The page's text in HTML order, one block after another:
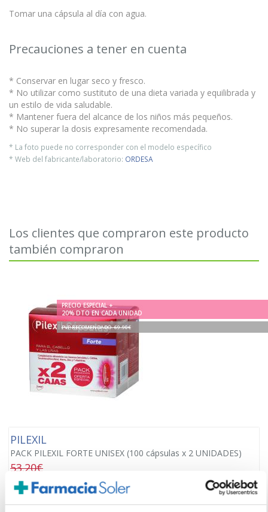
Tomar una cápsula al día con agua.
Precauciones a tener en cuenta
* Conservar en lugar seco y fresco.
* No utilizar como sustituto de una dieta variada y equilibrada y
un estilo de vida saludable.
* Mantener fuera del alcance de los niños más pequeños.
* No superar la dosis expresamente recomendada.
* La foto puede no corresponder con el modelo específico
* Web del fabricante/laboratorio: ORDESA
Los clientes que compraron este producto
también compraron
PRECIO ESPECIAL +
20% DTO EN CADA UNIDAD
PVP RECOMENDADO. 69.90€
PILEXIL
PACK PILEXIL FORTE UNISEX (100 cápsulas x 2 UNIDADES)
53.20€
42,56€